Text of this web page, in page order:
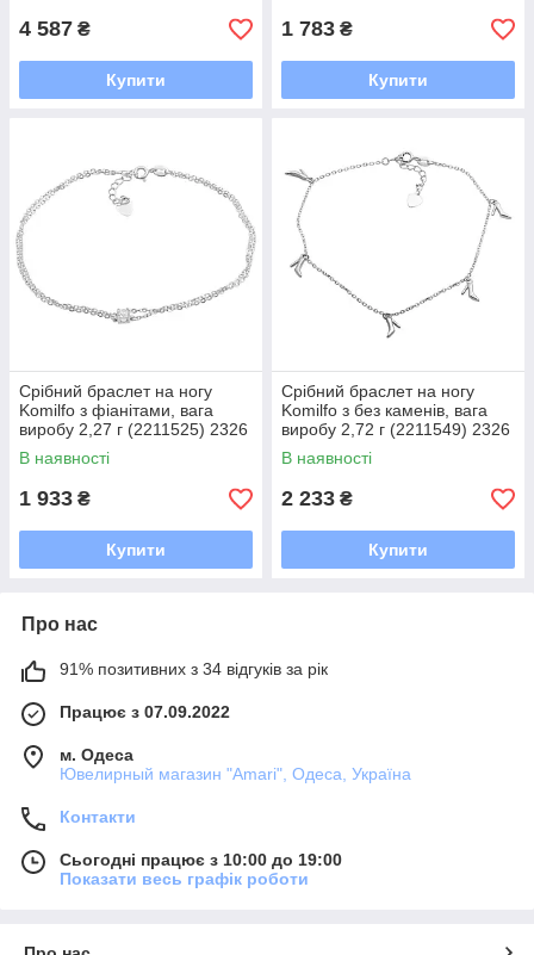
4 587 ₴
Купити
1 783 ₴
Купити
Срібний браслет на ногу
Komilfo з фіанітами, вага
виробу 2,27 г (2211525) 2326
розмір
В наявності
1 933 ₴
Купити
Срібний браслет на ногу
Komilfo з без каменів, вага
виробу 2,72 г (2211549) 2326
розмір
В наявності
2 233 ₴
Купити
Про нас
91% позитивних з 34 відгуків за рік
Працює з 07.09.2022
м. Одеса
Ювелирный магазин "Amari", Одеса, Україна
Контакти
Сьогодні працює з 10:00 до 19:00
Показати весь графік роботи